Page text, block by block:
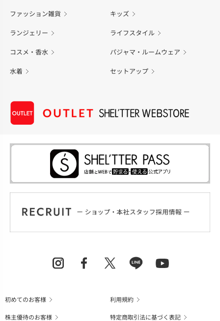
ファッション雑貨 キッズ
ランジェリー ライフスタイル
コスメ・香水 パジャマ・ルームウェア
水着 セットアップ
初めてのお客様
利用規約
株主優待のお客様
特定商取引法に基づく表記